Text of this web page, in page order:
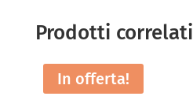
Prodotti correlati
In offerta!